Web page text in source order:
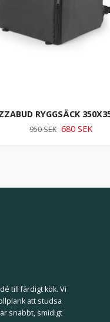
RYGGSÄCK
950 SEK 680 SEK
till färdigt kök. Vi
att studsa
snabbt, smidigt